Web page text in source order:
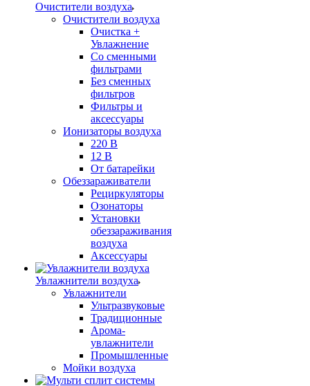
Очистители воздуха
Очистители воздуха
Очистка +
Увлажнение
Cо сменными
фильтрами
Без сменных
фильтров
Фильтры и
аксессуары
Ионизаторы воздуха
220 В
12 В
От батарейки
Обеззараживатели
Рециркуляторы
Озонаторы
Установки
обеззараживания
воздуха
Аксессуары
Увлажнители воздуха
Увлажнители
Ультразвуковые
Традиционные
Арома-
увлажнители
Промышленные
Мойки воздуха